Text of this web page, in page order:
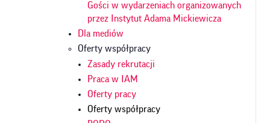
Gości w wydarzeniach organizowanych
przez Instytut Adama Mickiewicza
Dla mediów
Oferty współpracy
Zasady rekrutacji
Praca w IAM
Oferty pracy
Oferty współpracy